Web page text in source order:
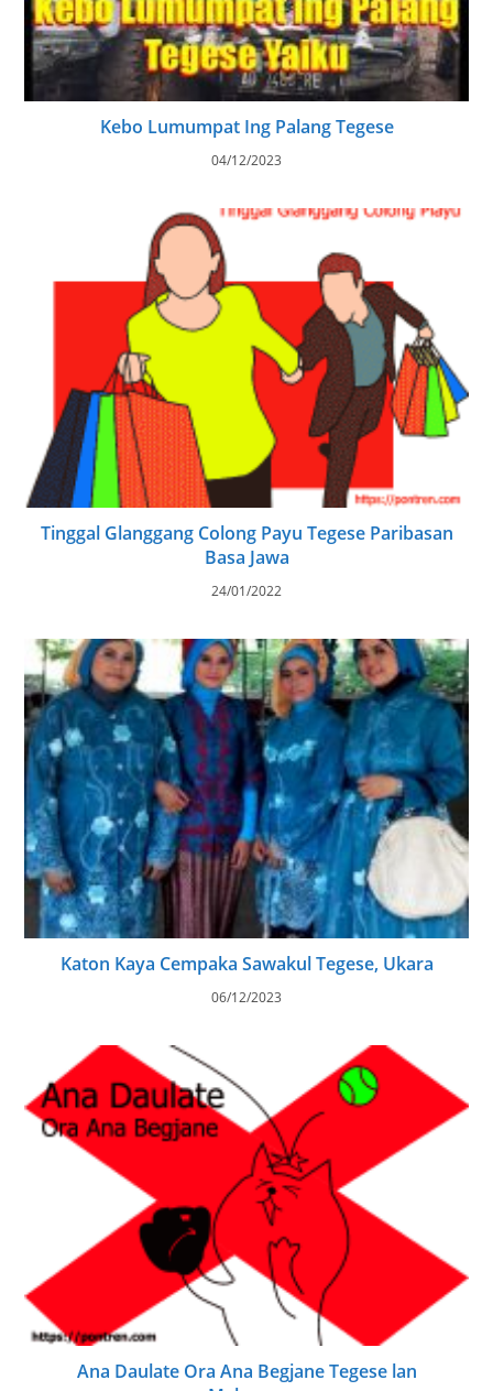
Kebo Lumumpat Ing Palang Tegese
04/12/2023
Tinggal Glanggang Colong Payu Tegese Paribasan
Basa Jawa
24/01/2022
Katon Kaya Cempaka Sawakul Tegese, Ukara
06/12/2023
Ana Daulate Ora Ana Begjane Tegese lan